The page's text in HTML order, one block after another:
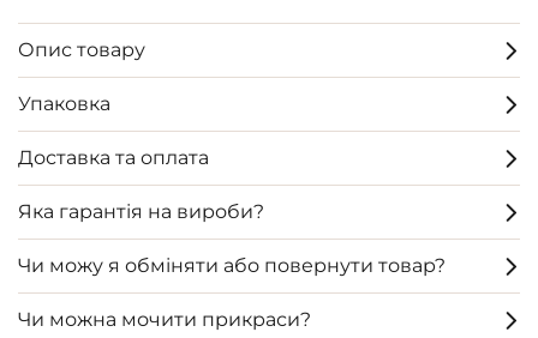
Опис товару
Упаковка
Доставка та оплата
Яка гарантія на вироби?
Чи можу я обміняти або повернути товар?
Чи можна мочити прикраси?